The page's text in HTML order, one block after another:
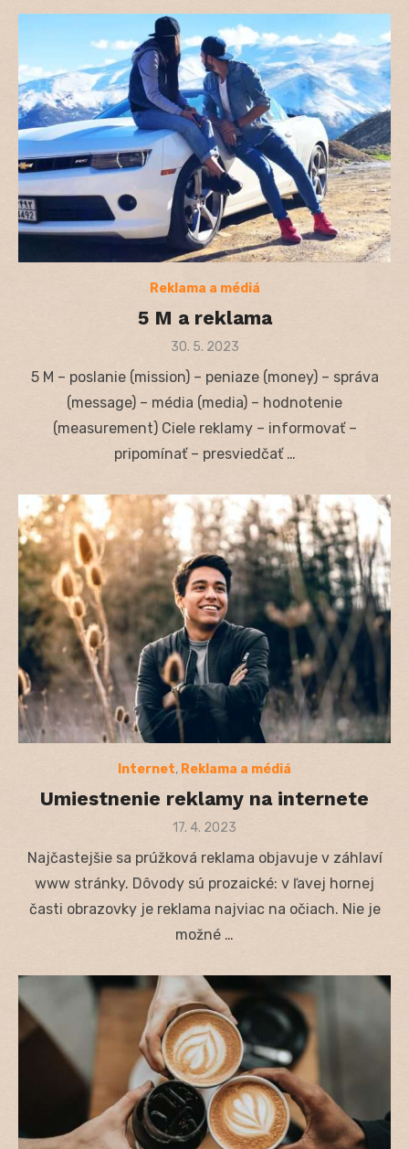
Reklama a médiá
5 M a reklama
Posted
30. 5. 2023
5 M – poslanie (mission) – peniaze (money) – správa
(message) – média (media) – hodnotenie
(measurement) Ciele reklamy – informovať –
pripomínať – presviedčať …
Internet, Reklama a médiá
Umiestnenie reklamy na internete
Posted
17. 4. 2023
Najčastejšie sa prúžková reklama objavuje v záhlaví
www stránky. Dôvody sú prozaické: v ľavej hornej
časti obrazovky je reklama najviac na očiach. Nie je
možné …